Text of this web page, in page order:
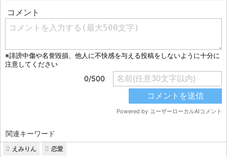
関連キーワード
えみりん 恋愛